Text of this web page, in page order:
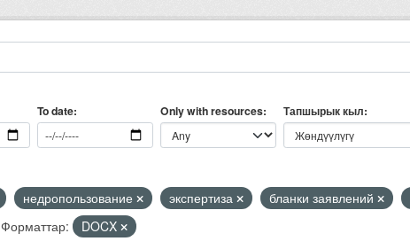
To date Only with resources Тапшырык кыл
недропользование экспертиза бланки заявлений
Форматтар: DOCX